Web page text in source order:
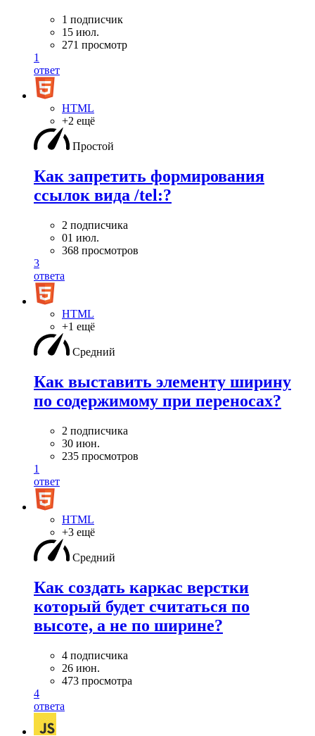
1 подписчик
15 июл.
271 просмотр
1
ответ
HTML
+2 ещё
Простой
Как запретить формирования
ссылок вида /tel:?
2 подписчика
01 июл.
368 просмотров
3
ответа
HTML
+1 ещё
Средний
Как выставить элементу ширину
по содержимому при переносах?
2 подписчика
30 июн.
235 просмотров
1
ответ
HTML
+3 ещё
Средний
Как создать каркас верстки
который будет считаться по
высоте, а не по ширине?
4 подписчика
26 июн.
473 просмотра
4
ответа